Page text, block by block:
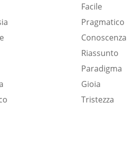
Facile
Pragmatico
Conoscenza
Riassunto
Paradigma
Gioia
Tristezza